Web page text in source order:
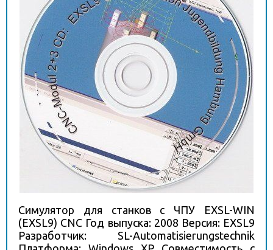
Симулятор для станков с ЧПУ EXSL-WIN
(EXSL9) CNC Год выпуска: 2008 Версия: EXSL9
Разработчик: SL-Automatisierungstechnik